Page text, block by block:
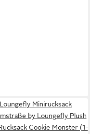
Loungefly Minirucksack
by Loungefly Plush
Cookie Monster (1-